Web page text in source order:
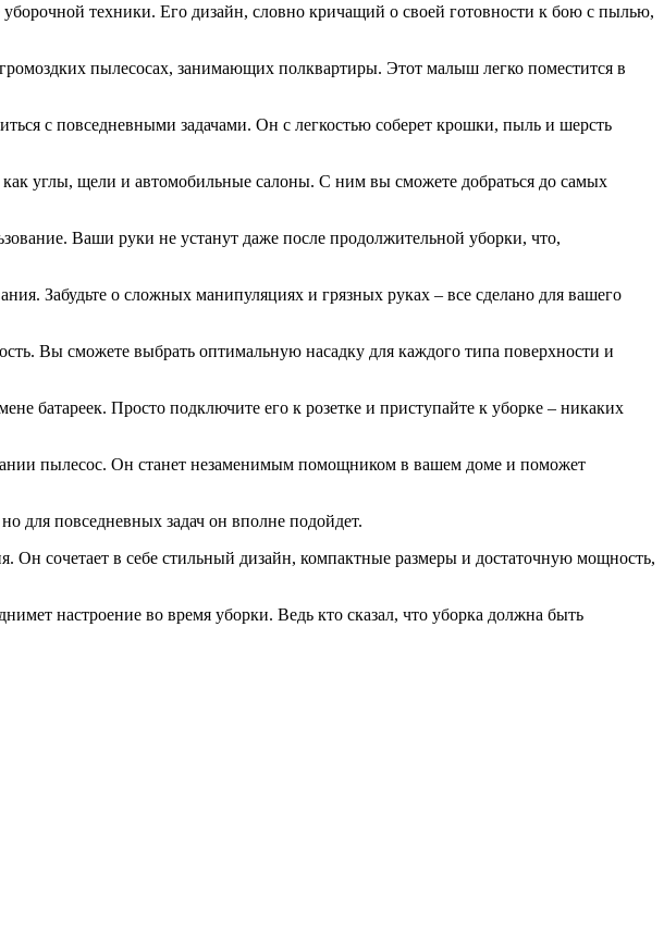
техники. Его дизайн, словно кричащий о своей готовности к бою с пылью,
пылесосах, занимающих полквартиры. Этот малыш легко поместится в
с повседневными задачами. Он с легкостью соберет крошки, пыль и шерсть
как углы, щели и автомобильные салоны. С ним вы сможете добраться до самых
Ваши руки не устанут даже после продолжительной уборки, что,
Забудьте о сложных манипуляциях и грязных руках – все сделано для вашего
Вы сможете выбрать оптимальную насадку для каждого типа поверхности и
батареек. Просто подключите его к розетке и приступайте к уборке – никаких
пылесос. Он станет незаменимым помощником в вашем доме и поможет
для повседневных задач он вполне подойдет.
Он сочетает в себе стильный дизайн, компактные размеры и достаточную мощность,
настроение во время уборки. Ведь кто сказал, что уборка должна быть